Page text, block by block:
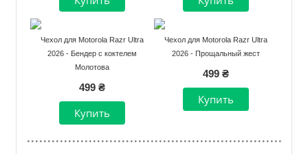
Чехол для Motorola Razr Ultra
2026 - Бендер с коктелем
Молотова
499 ₴
Чехол для Motorola Razr Ultra
2026 - Прощальный жест
499 ₴
Нумерация